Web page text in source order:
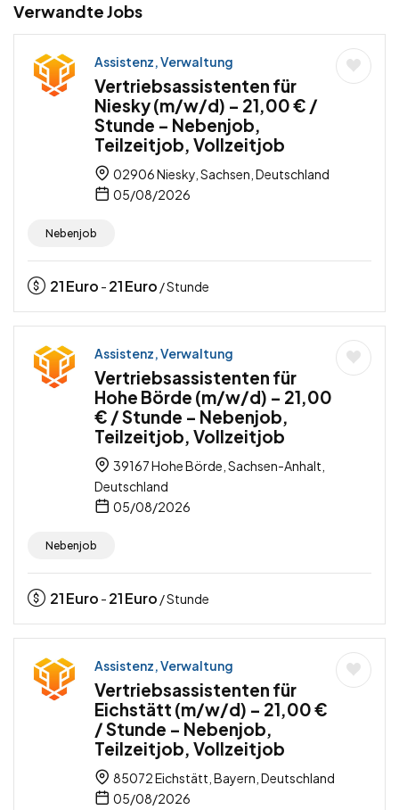
Verwandte Jobs
Assistenz, Verwaltung
Vertriebsassistenten für
Niesky (m/w/d) – 21,00 € /
Stunde – Nebenjob,
Teilzeitjob, Vollzeitjob
02906 Niesky, Sachsen, Deutschland
05/08/2026
Nebenjob
21Euro - 21Euro / Stunde
Assistenz, Verwaltung
Vertriebsassistenten für
Hohe Börde (m/w/d) – 21,00
€ / Stunde – Nebenjob,
Teilzeitjob, Vollzeitjob
39167 Hohe Börde, Sachsen-Anhalt,
Deutschland
05/08/2026
Nebenjob
21Euro - 21Euro / Stunde
Assistenz, Verwaltung
Vertriebsassistenten für
Eichstätt (m/w/d) – 21,00 €
/ Stunde – Nebenjob,
Teilzeitjob, Vollzeitjob
85072 Eichstätt, Bayern, Deutschland
05/08/2026